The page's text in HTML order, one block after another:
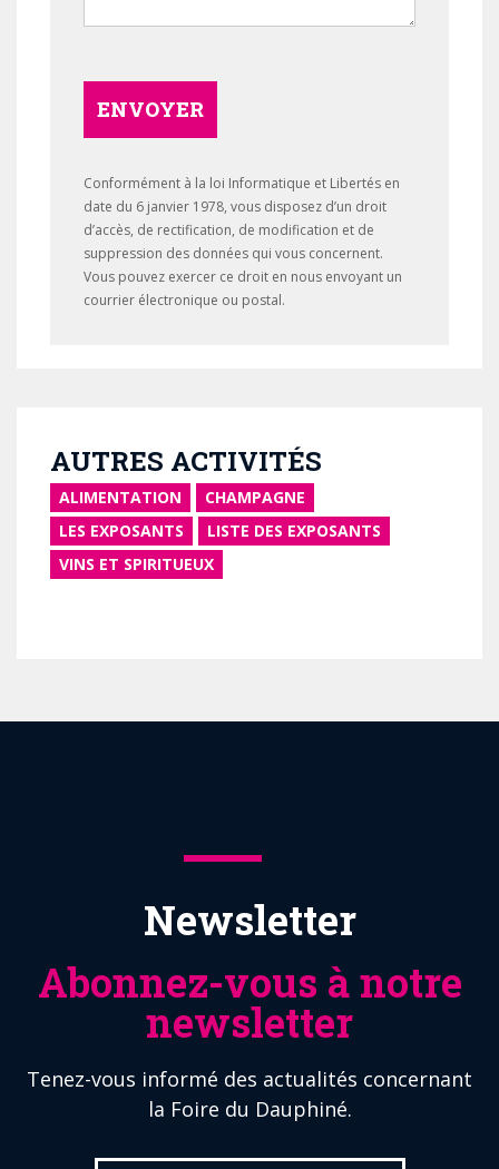
ENVOYER
Conformément à la loi Informatique et Libertés en
date du 6 janvier 1978, vous disposez d’un droit
d’accès, de rectification, de modification et de
suppression des données qui vous concernent.
Vous pouvez exercer ce droit en nous envoyant un
courrier électronique ou postal.
AUTRES ACTIVITÉS
ALIMENTATION
CHAMPAGNE
LES EXPOSANTS
LISTE DES EXPOSANTS
VINS ET SPIRITUEUX
Newsletter
Abonnez-vous à notre
newsletter
Tenez-vous informé des actualités concernant
la Foire du Dauphiné.